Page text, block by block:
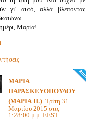
γι' αυτό, αλλά βλεποντας
Μαρία!
ΜΑΡΙΑ
ΠΑΡΑΣΚΕΥΟΠΟΥΛΟΥ
(ΜΑΡΙΑ Π.) Τρίτη 31
Μαρτίου 2015 στις
1:28:00 μ.μ. EEST